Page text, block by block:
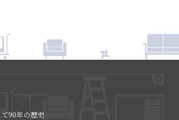
90年の歴史